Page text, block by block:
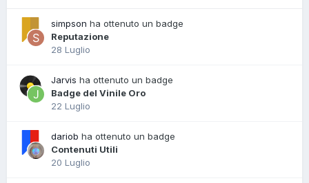
simpson ha ottenuto un badge
Reputazione
28 Luglio
Jarvis ha ottenuto un badge
Badge del Vinile Oro
22 Luglio
dariob ha ottenuto un badge
Contenuti Utili
20 Luglio